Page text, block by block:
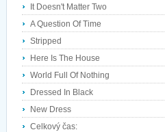
It Doesn't Matter Two
A Question Of Time
Stripped
Here Is The House
World Full Of Nothing
Dressed In Black
New Dress
Celkový čas: